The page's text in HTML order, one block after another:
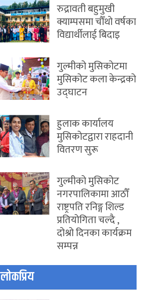
रुद्रावती बहुमुखी
क्याम्पसमा चौँथो वर्षका
विद्यार्थीलाई बिदाइ
गुल्मीको मुसिकोटमा
मुसिकोट कला केन्द्रको
उद्घाटन
हुलाक कार्यालय
मुसिकोटद्वारा राहदानी
वितरण सुरू
गुल्मीको मुसिकोट
नगरपालिकामा आठौँ
राष्ट्रपति रनिङ्ग शिल्ड
प्रतियोगिता चल्दै ,
दोश्रो दिनका कार्यक्रम
सम्पन्न
लोकप्रिय